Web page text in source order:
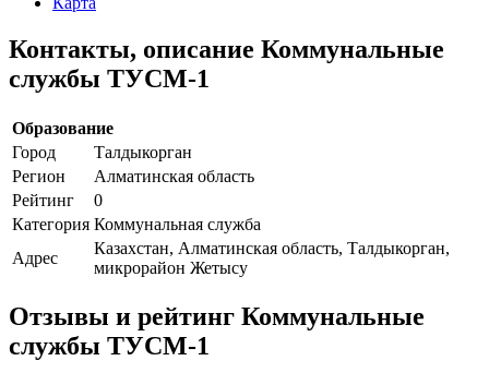
Контакты, описание Коммунальные
службы ТУСМ-1
Образование
Город
Талдыкорган
Регион
Алматинская область
Рейтинг
0
Категория Коммунальная служба
Адрес
Казахстан, Алматинская область, Талдыкорган,
микрорайон Жетысу
Отзывы и рейтинг Коммунальные
службы ТУСМ-1